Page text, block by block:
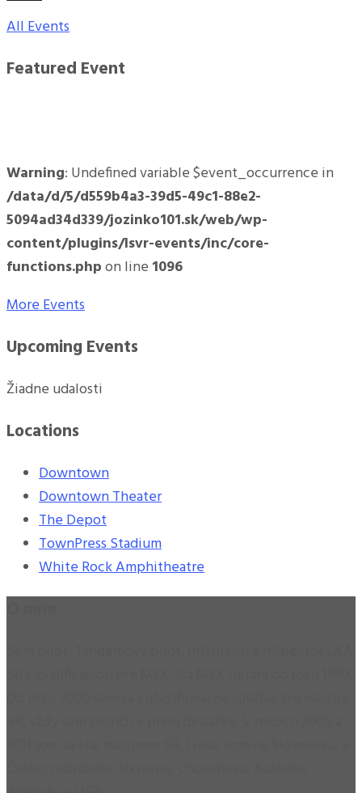
All Events
Featured Event
Warning: Undefined variable $event_occurrence in
/data/d/5/d559b4a3-39d5-49c1-88e2-
5094ad34d339/jozinko101.sk/web/wp-
content/plugins/lsvr-events/inc/core-
functions.phpon line 1096
More Events
Upcoming Events
Žiadne udalosti
Locations
Downtown
Downtown Theater
The Depot
TownPress Stadium
White Rock Amphitheatre